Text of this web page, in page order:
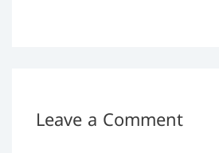
Leave a Comment